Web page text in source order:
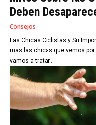
Deben
Consejos
Las Chicas Ciclistas y Su
mas las chicas que vemos
vamos a tratar...